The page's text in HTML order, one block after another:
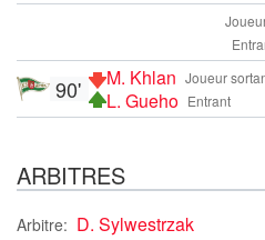
Joueur
M. Khlan
Entrant
L. Gueho
90'
ARBITRES
Arbitre: D. Sylwestrzak